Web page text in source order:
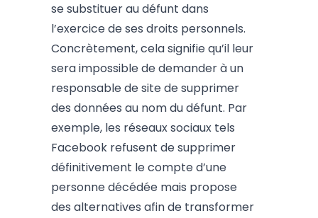
se substituer au défunt dans
l’exercice de ses droits personnels.
Concrètement, cela signifie qu’il leur
sera impossible de demander à un
responsable de site de supprimer
des données au nom du défunt. Par
exemple, les réseaux sociaux tels
Facebook refusent de supprimer
définitivement le compte d’une
personne décédée mais propose
des alternatives afin de transformer